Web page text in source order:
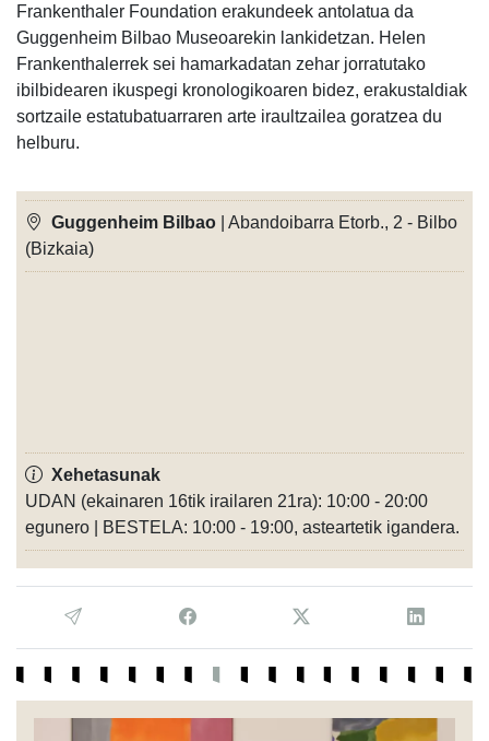
Frankenthaler Foundation erakundeek antolatua da
Guggenheim Bilbao Museoarekin lankidetzan. Helen
Frankenthalerrek sei hamarkadatan zehar jorratutako
ibilbidearen ikuspegi kronologikoaren bidez, erakustaldiak
sortzaile estatubatuarraren arte iraultzailea goratzea du
helburu.
Guggenheim Bilbao | Abandoibarra Etorb., 2 - Bilbo
(Bizkaia)
Xehetasunak
UDAN (ekainaren 16tik irailaren 21ra): 10:00 - 20:00
egunero | BESTELA: 10:00 - 19:00, asteartetik igandera.